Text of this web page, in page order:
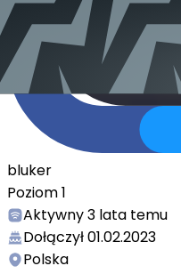
bluker
Poziom1
Aktywny3 lata temu
Dołączył01.02.2023
Polska